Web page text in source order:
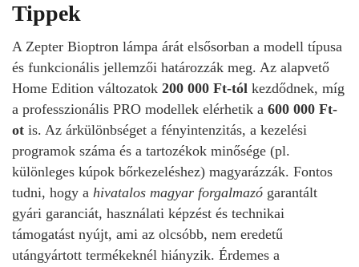
Tippek
A Zepter Bioptron lámpa árát elsősorban a modell típusa
és funkcionális jellemzői határozzák meg. Az alapvető
Home Edition változatok 200 000 Ft-tól kezdődnek, míg
a professzionális PRO modellek elérhetik a 600 000 Ft-
ot is. Az árkülönbséget a fényintenzitás, a kezelési
programok száma és a tartozékok minősége (pl.
különleges kúpok bőrkezeléshez) magyarázzák. Fontos
tudni, hogy a hivatalos magyar forgalmazó garantált
gyári garanciát, használati képzést és technikai
támogatást nyújt, ami az olcsóbb, nem eredetű
utángyártott termékeknél hiányzik. Érdemes a